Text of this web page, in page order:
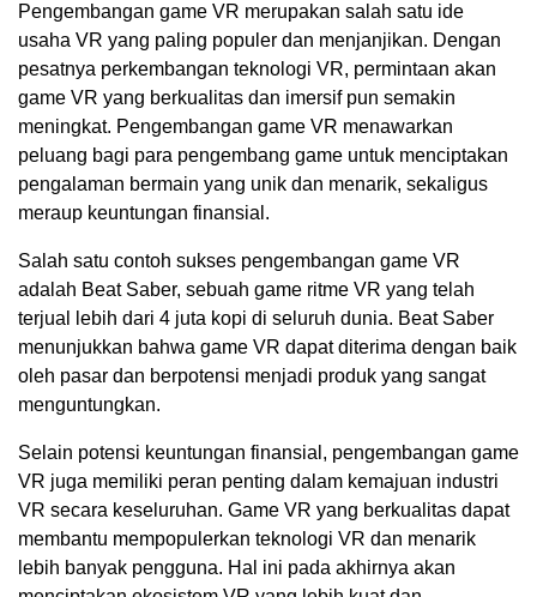
Pengembangan game VR merupakan salah satu ide
usaha VR yang paling populer dan menjanjikan. Dengan
pesatnya perkembangan teknologi VR, permintaan akan
game VR yang berkualitas dan imersif pun semakin
meningkat. Pengembangan game VR menawarkan
peluang bagi para pengembang game untuk menciptakan
pengalaman bermain yang unik dan menarik, sekaligus
meraup keuntungan finansial.
Salah satu contoh sukses pengembangan game VR
adalah Beat Saber, sebuah game ritme VR yang telah
terjual lebih dari 4 juta kopi di seluruh dunia. Beat Saber
menunjukkan bahwa game VR dapat diterima dengan baik
oleh pasar dan berpotensi menjadi produk yang sangat
menguntungkan.
Selain potensi keuntungan finansial, pengembangan game
VR juga memiliki peran penting dalam kemajuan industri
VR secara keseluruhan. Game VR yang berkualitas dapat
membantu mempopulerkan teknologi VR dan menarik
lebih banyak pengguna. Hal ini pada akhirnya akan